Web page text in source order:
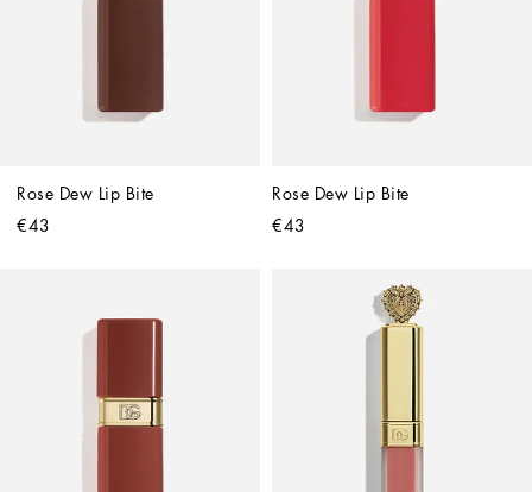
Rose Dew Lip Bite
€43
Rose Dew Lip Bite
€43